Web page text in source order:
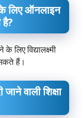
ऑनलाइन
लिए विद्यालक्ष्मी
हैं।
वाली शिक्षा